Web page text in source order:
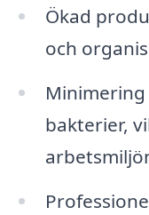
Ökad
och
bakterier,